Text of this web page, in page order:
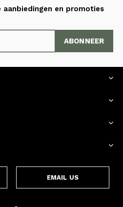
aanbiedingen en promoties
ABONNEER
EMAIL US